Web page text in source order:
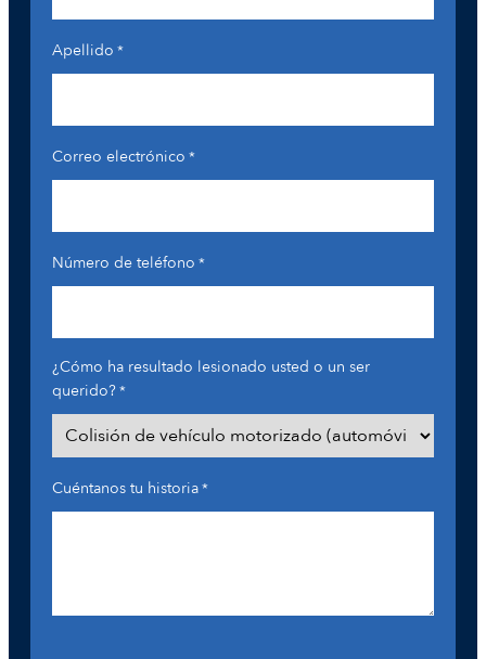
Apellido *
Correo electrónico *
Número de teléfono *
¿Cómo ha resultado lesionado usted o un ser
querido?*
Cuéntanos tu historia*